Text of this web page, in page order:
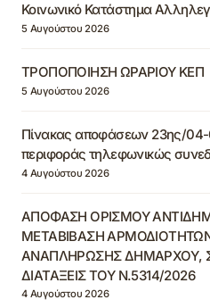
Κοινωνικό Κατάστημα
5 Αυγούστου 2026
ΤΡΟΠΟΠΟΙΗΣΗ ΩΡΑΡΙΟΥ ΚΕΠ
5 Αυγούστου 2026
Πίνακας αποφάσεων 23ης/04-
περιφοράς τηλεφωνικώς
4 Αυγούστου 2026
ΑΠΟΦΑΣΗ ΟΡΙΣΜΟΥ
ΜΕΤΑΒΙΒΑΣΗ
ΑΝΑΠΛΗΡΩΣΗΣ ΔΗΜΑΡΧΟΥ,
ΔΙΑΤΑΞΕΙΣ ΤΟΥ Ν.5314/2026
4 Αυγούστου 2026